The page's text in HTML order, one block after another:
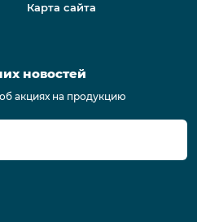
Карта сайта
новостей
акциях на продукцию